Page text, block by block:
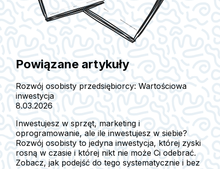
Powiązane artykuły
Rozwój osobisty przedsiębiorcy: Wartościowa
inwestycja
8.03.2026
Inwestujesz w sprzęt, marketing i
oprogramowanie, ale ile inwestujesz w siebie?
Rozwój osobisty to jedyna inwestycja, której zyski
rosną w czasie i której nikt nie może Ci odebrać.
Zobacz, jak podejść do tego systematycznie i bez